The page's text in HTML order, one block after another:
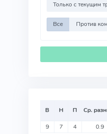
Только с текущим
Все
В Н П Ср.
9 7 4 0.9